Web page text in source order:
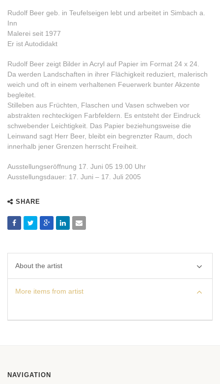
Rudolf Beer geb. in Teufelseigen lebt und arbeitet in Simbach a.
Inn
Malerei seit 1977
Er ist Autodidakt
Rudolf Beer zeigt Bilder in Acryl auf Papier im Format 24 x 24.
Da werden Landschaften in ihrer Flächigkeit reduziert, malerisch
weich und oft in einem verhaltenen Feuerwerk bunter Akzente
begleitet.
Stilleben aus Früchten, Flaschen und Vasen schweben vor
abstrakten rechteckigen Farbfeldern. Es entsteht der Eindruck
schwebender Leichtigkeit. Das Papier beziehungsweise die
Leinwand sagt Herr Beer, bleibt ein begrenzter Raum, doch
innerhalb jener Grenzen herrscht Freiheit.
Ausstellungseröffnung 17. Juni 05 19.00 Uhr
Ausstellungsdauer: 17. Juni – 17. Juli 2005
SHARE
About the artist
More items from artist
NAVIGATION